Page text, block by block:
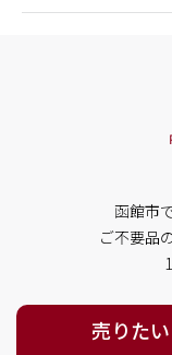
函館市
ご不要品
売りたい